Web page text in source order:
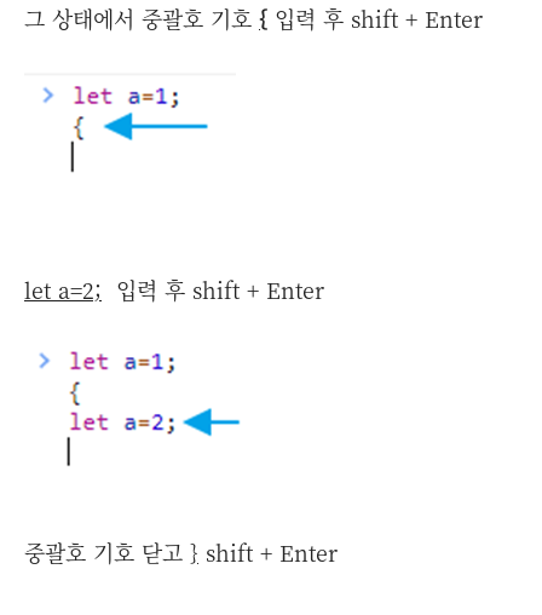
그 상태에서 중괄호 기호 { 입력 후 shift + Enter
let a=2; 입력 후 shift + Enter
중괄호 기호 닫고 } shift + Enter